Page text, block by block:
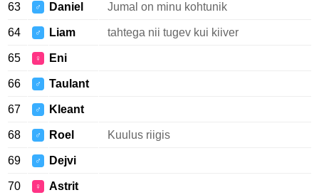
63 ♂ Daniel Jumal on minu kohtunik
64 ♂ Liam tahtega nii tugev kui kiiver
65 ♀ Eni
66 ♂ Taulant
67 ♂ Kleant
68 ♂ Roel Kuulus riigis
69 ♂ Dejvi
70 ♀ Astrit